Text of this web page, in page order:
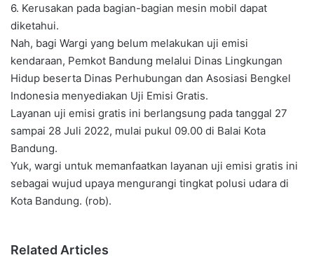
6. Kerusakan pada bagian-bagian mesin mobil dapat
diketahui.
Nah, bagi Wargi yang belum melakukan uji emisi
kendaraan, Pemkot Bandung melalui Dinas Lingkungan
Hidup beserta Dinas Perhubungan dan Asosiasi Bengkel
Indonesia menyediakan Uji Emisi Gratis.
Layanan uji emisi gratis ini berlangsung pada tanggal 27
sampai 28 Juli 2022, mulai pukul 09.00 di Balai Kota
Bandung.
Yuk, wargi untuk memanfaatkan layanan uji emisi gratis ini
sebagai wujud upaya mengurangi tingkat polusi udara di
Kota Bandung. (rob).
Related Articles